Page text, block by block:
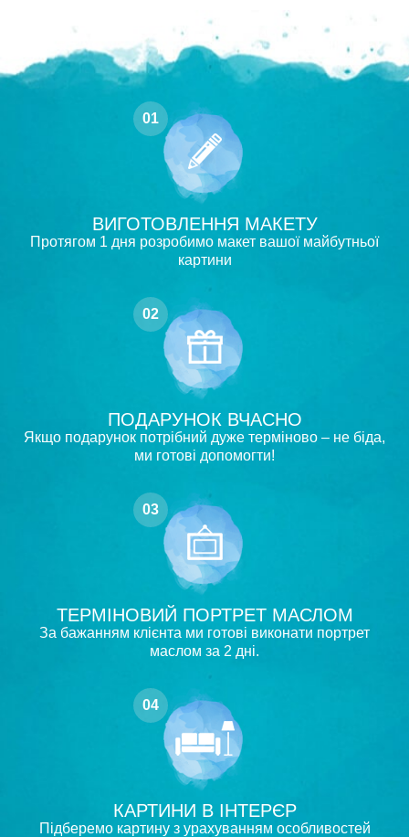
01
ВИГОТОВЛЕННЯ МАКЕТУ
Протягом 1 дня розробимо макет вашої майбутньої
картини
04
КАРТИНИ В ІНТЕРЄР
Підберемо картину з урахуванням особливостей
02
ПОДАРУНОК ВЧАСНО
Якщо подарунок потрібний дуже терміново – не біда,
ми готові допомогти!
03
ТЕРМІНОВИЙ ПОРТРЕТ МАСЛОМ
За бажанням клієнта ми готові виконати портрет
маслом за 2 дні.